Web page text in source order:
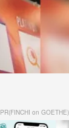
PR(FINCHI on GOETHE)